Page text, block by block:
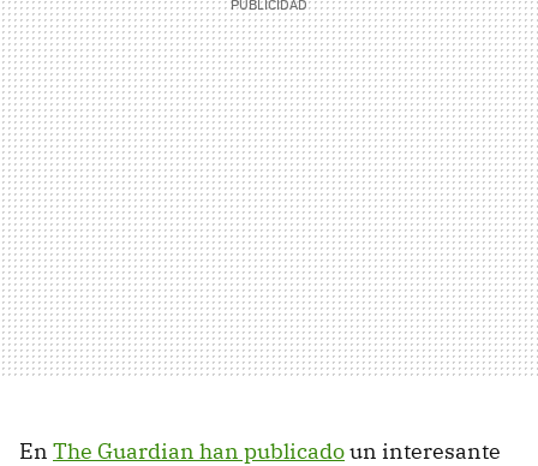
En The Guardian han publicadoun interesante